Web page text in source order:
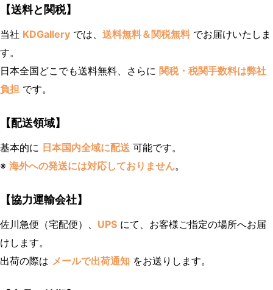
【送料と関税】
当社 KDGallery では、 送料無料＆関税無料でお届けいたしま
す。
日本全国どこでも送料無料、さらに 関税・税関手数料は弊社
負担 です。
【配送領域】
基本的に 日本国内全域に配送 可能です。
※ 海外への発送には対応しておりません。
【協力運輸会社】
佐川急便（宅配便）、 UPS にて、お客様ご指定の場所へお届
けします。
出荷の際は メールで出荷通知 をお送りします。